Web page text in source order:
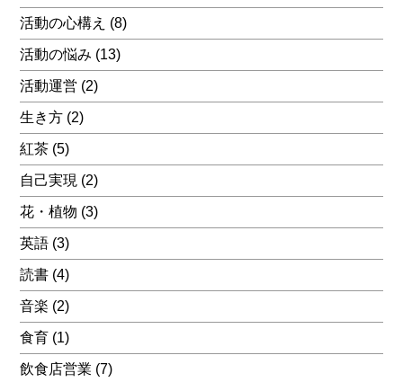
活動の心構え (8)
活動の悩み (13)
活動運営 (2)
生き方 (2)
紅茶 (5)
自己実現 (2)
花・植物 (3)
英語 (3)
読書 (4)
音楽 (2)
食育 (1)
飲食店営業 (7)